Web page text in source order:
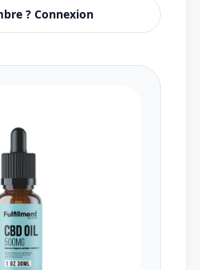
? Connexion